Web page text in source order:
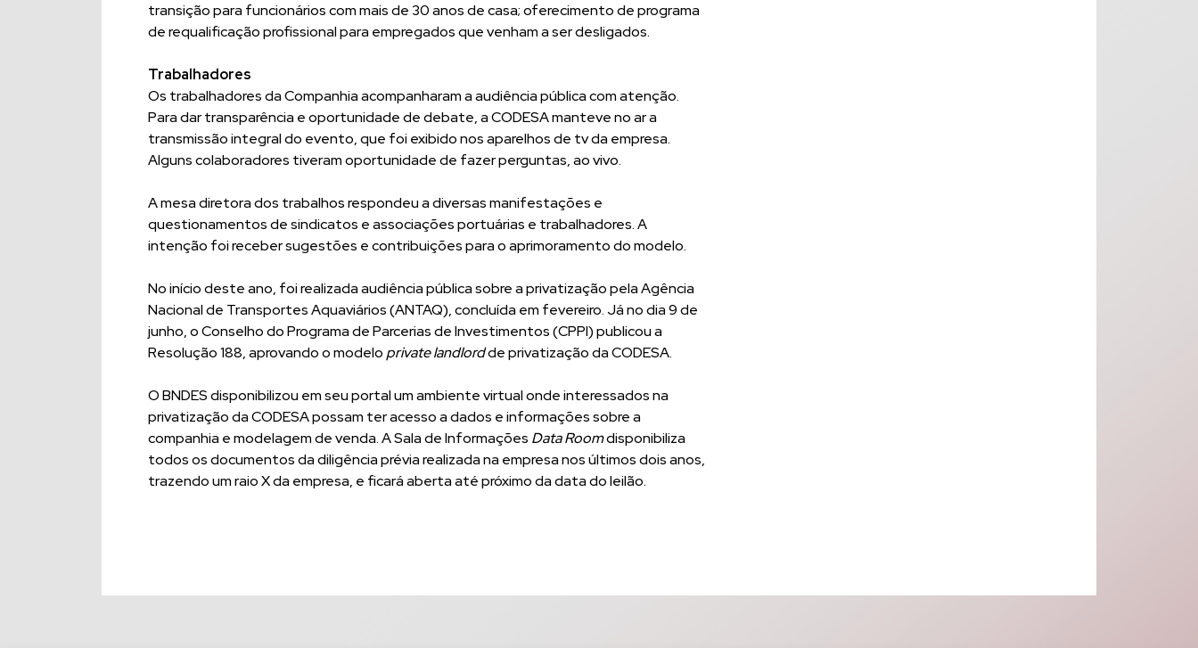
transição para funcionários com mais de 30 anos de casa; oferecimento de programa
de requalificação profissional para empregados que venham a ser desligados.
Trabalhadores
Os trabalhadores da Companhia acompanharam a audiência pública com atenção.
Para dar transparência e oportunidade de debate, a CODESA manteve no ar a
transmissão integral do evento, que foi exibido nos aparelhos de tv da empresa.
Alguns colaboradores tiveram oportunidade de fazer perguntas, ao vivo.
A mesa diretora dos trabalhos respondeu a diversas manifestações e
questionamentos de sindicatos e associações portuárias e trabalhadores. A
intenção foi receber sugestões e contribuições para o aprimoramento do modelo.
No início deste ano, foi realizada audiência pública sobre a privatização pela Agência
Nacional de Transportes Aquaviários (ANTAQ), concluída em fevereiro. Já no dia 9 de
junho, o Conselho do Programa de Parcerias de Investimentos (CPPI) publicou a
Resolução 188, aprovando o modeloprivate landlordde privatização da CODESA.
O BNDES disponibilizou em seu portal um ambiente virtual onde interessados na
privatização da CODESA possam ter acesso a dados e informações sobre a
companhia e modelagem de venda. A Sala de Informações Data Roomdisponibiliza
todos os documentos da diligência prévia realizada na empresa nos últimos dois anos,
trazendo um raio X da empresa, e ficará aberta até próximo da data do leilão.